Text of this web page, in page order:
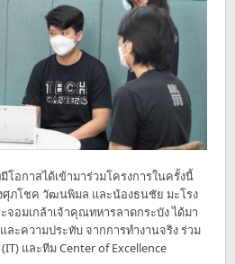
อกาสได้เข้ามาร่วมโครงการในครั้งนี้
ภโชค วัฒนพิมล และน้องธนชัย มะโรง
อมเกล้าเจ้าคุณทหารลาดกระบัง ได้มา
ะความประทับ จากการทำงานจริง ร่วม
และทีม Center of Excellence